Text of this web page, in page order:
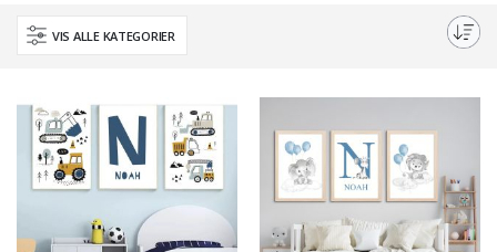
personaliseringsalternativer, er du sikker på å finne det perfekte stykket
for å feire ditt barns unike identitet.
VIS ALLE KATEGORIER